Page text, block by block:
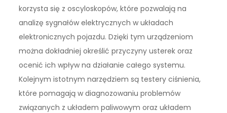
korzysta się z oscyloskopów, które pozwalają na
analizę sygnałów elektrycznych w układach
elektronicznych pojazdu. Dzięki tym urządzeniom
można dokładniej określić przyczyny usterek oraz
ocenić ich wpływ na działanie całego systemu.
Kolejnym istotnym narzędziem są testery ciśnienia,
które pomagają w diagnozowaniu problemów
związanych z układem paliwowym oraz układem